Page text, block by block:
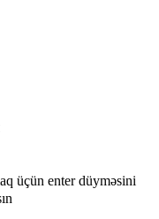
üçün enter düyməsini